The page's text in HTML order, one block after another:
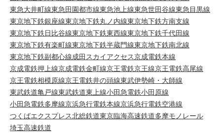
東急大井町線東急田園都市線東急池上線東急世田谷線東急目黒線
東京地下鉄銀座線東京地下鉄丸ノ内線東京地下鉄方南支線
東京地下鉄日比谷線東京地下鉄東西線東京地下鉄千代田線
東京地下鉄有楽町線東京地下鉄半蔵門線東京地下鉄南北線
東京地下鉄副都心線成田スカイアクセス京成電鉄本線
京成電鉄押上線京成電鉄金町線京王電鉄京王線京王電鉄高尾線
京王電鉄相模原線京王電鉄井の頭線東武伊勢崎・大師線
東武鉄道亀戸線東武鉄道東上線小田急電鉄小田原線
小田急電鉄多摩線京浜急行電鉄本線京浜急行電鉄空港線
つくばエクスプレス北総鉄道東京臨海高速鉄道多摩モノレール
埼玉高速鉄道